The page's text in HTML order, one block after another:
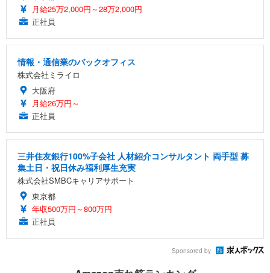
月給25万2,000円～28万2,000円
正社員
情報・通信業のバックオフィス
株式会社ミライロ
大阪府
月給26万円～
正社員
三井住友銀行100%子会社 人材紹介コンサルタント 両手型 募
集土日・祝日休み福利厚生充実
株式会社SMBCキャリアサポート
東京都
年収500万円～800万円
正社員
Sponsored by